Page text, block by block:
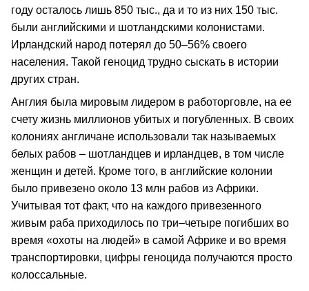
году осталось лишь 850 тыс., да и то из них 150 тыс.
были английскими и шотландскими колонистами.
Ирландский народ потерял до 50–56% своего
населения. Такой геноцид трудно сыскать в истории
других стран.
Англия была мировым лидером в работорговле, на ее
счету жизнь миллионов убитых и погубленных. В своих
колониях англичане использовали так называемых
белых рабов – шотландцев и ирландцев, в том числе
женщин и детей. Кроме того, в английские колонии
было привезено около 13 млн рабов из Африки.
Учитывая тот факт, что на каждого привезенного
живым раба приходилось по три–четыре погибших во
время «охоты на людей» в самой Африке и во время
транспортировки, цифры геноцида получаются просто
колоссальные.